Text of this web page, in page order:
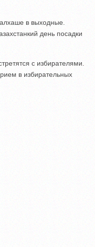
в выходные.
день посадки
с избирателями.
в избирательных